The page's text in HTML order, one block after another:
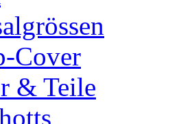
Cover
& Teile